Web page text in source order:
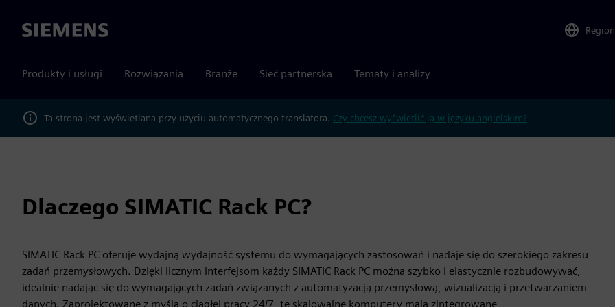
Siemens Region
Produkty i usługi Rozwiązania Branże Sieć partnerska Tematy i analizy
Ta strona jest wyświetlana przy użyciu automatycznego translatora. Czy chcesz wyświetlić ją w języku angielskim?
Dlaczego SIMATIC Rack PC?
SIMATIC Rack PC oferuje wydajną wydajność systemu do wymagających zastosowań i nadaje się do szerokiego zakresu
zadań przemysłowych. Dzięki licznym interfejsom każdy SIMATIC Rack PC można szybko i elastycznie rozbudowywać,
idealnie nadając się do wymagających zadań związanych z automatyzacją przemysłową, wizualizacją i przetwarzaniem
danych. Zaprojektowane z myślą o ciągłej pracy 24/7, te skalowalne komputery mają zintegrowane